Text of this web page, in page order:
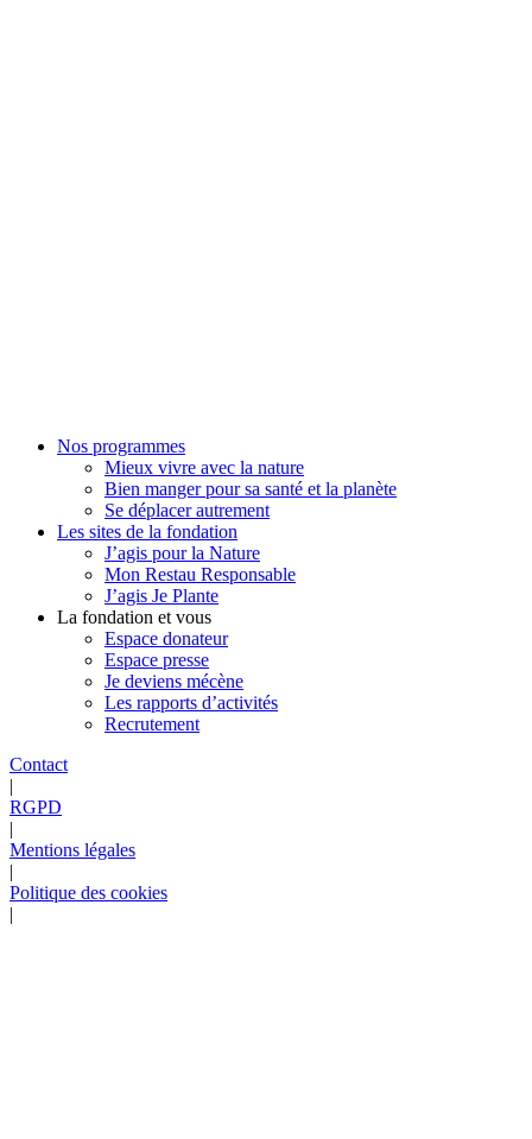
Nos programmes
Mieux vivre avec la nature
Bien manger pour sa santé et la planète
Se déplacer autrement
Les sites de la fondation
J’agis pour la Nature
Mon Restau Responsable
J’agis Je Plante
La fondation et vous
Espace donateur
Espace presse
Je deviens mécène
Les rapports d’activités
Recrutement
Contact
RGPD
Mentions légales
Politique des cookies